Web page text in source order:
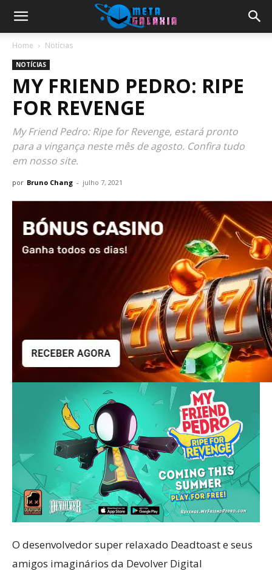
Home Notícias
NOTÍCIAS
MY FRIEND PEDRO: RIPE
FOR REVENGE
My Friend Pedro: Ripe for Revenge, estará pronto
para a vingança neste mês de agosto. Confira tudo
em nosso site.
por Bruno Chang - julho 7, 2021
O desenvolvedor super relaxado Deadtoast e seus
amigos imaginários da Devolver Digital